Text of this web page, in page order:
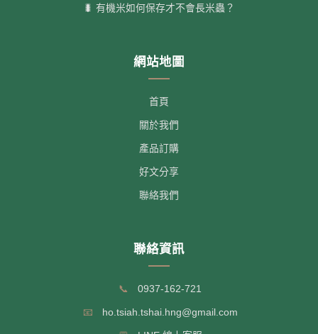
🐛 有機米如何保存才不會長米蟲？
網站地圖
首頁
關於我們
產品訂購
好文分享
聯絡我們
聯絡資訊
📞 0937-162-721
📧 ho.tsiah.tshai.hng@gmail.com